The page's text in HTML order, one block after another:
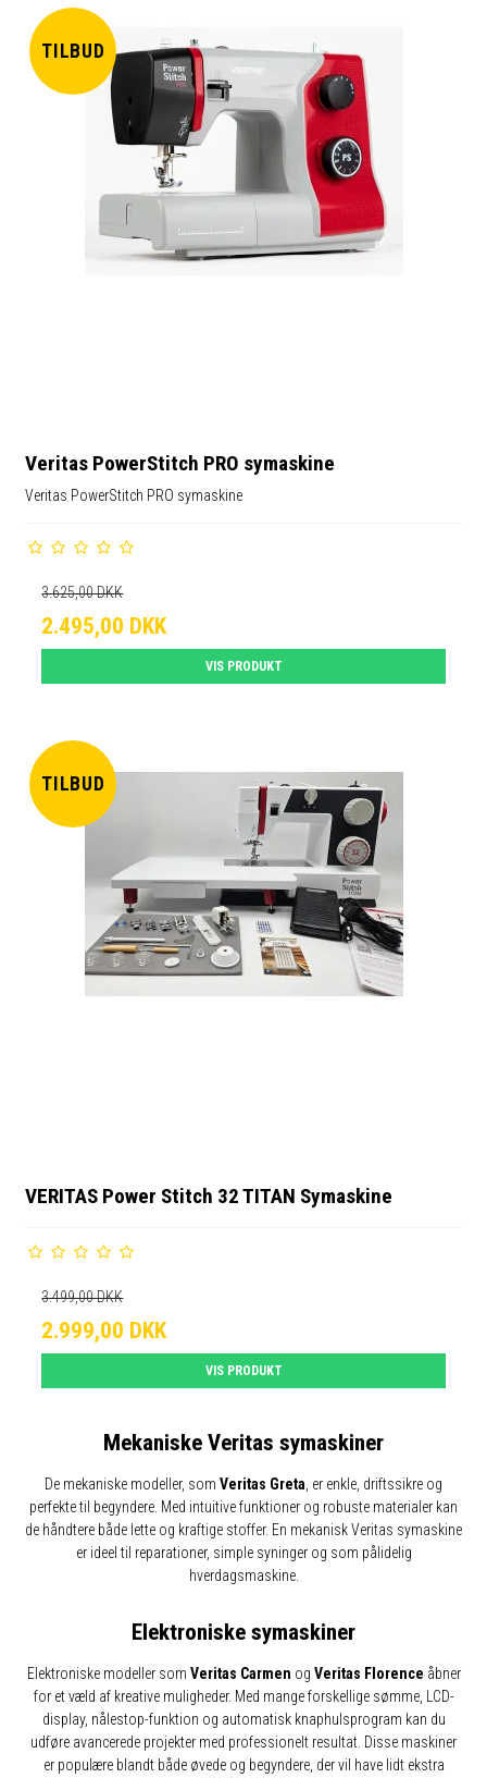
TILBUD
Veritas PowerStitch PRO symaskine
Veritas PowerStitch PRO symaskine
3.625,00 DKK
2.495,00 DKK
VIS PRODUKT
TILBUD
VERITAS Power Stitch 32 TITAN Symaskine
3.499,00 DKK
2.999,00 DKK
VIS PRODUKT
Mekaniske Veritas symaskiner
De mekaniske modeller, som Veritas Greta , er enkle, driftssikre og
perfekte til begyndere. Med intuitive funktioner og robuste materialer kan
de håndtere både lette og kraftige stoffer. En mekanisk Veritas symaskine
er ideel til reparationer, simple syninger og som pålidelig
hverdagsmaskine.
Elektroniske symaskiner
Elektroniske modeller som Veritas Carmen og Veritas Florence åbner
for et væld af kreative muligheder. Med mange forskellige sømme, LCD-
display, nålestop-funktion og automatisk knaphulsprogram kan du
udføre avancerede projekter med professionelt resultat. Disse maskiner
er populære blandt både øvede og begyndere, der vil have lidt ekstra